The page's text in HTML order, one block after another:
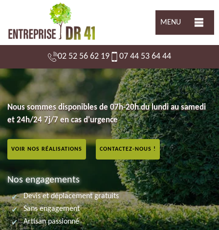
MENU
02 52 56 62 19 07 44 53 64 44
Nous sommes disponibles de 07h-20h du lundi au samedi
et 24h/24 7j/7 en cas d'urgence
VOIR NOS RÉALISATIONS CONTACTEZ-NOUS !
Nos engagements
Devis et déplacement gratuits
Sans engagement
Artisan passionné